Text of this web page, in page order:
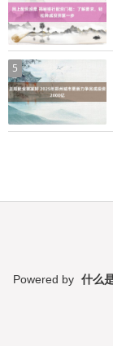
5
Powered by 什么